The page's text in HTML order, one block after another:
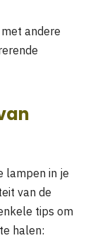
andere
lampen in je
van de
tips om
halen: